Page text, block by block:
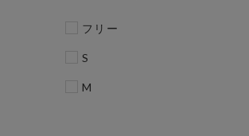
フリー
S
M